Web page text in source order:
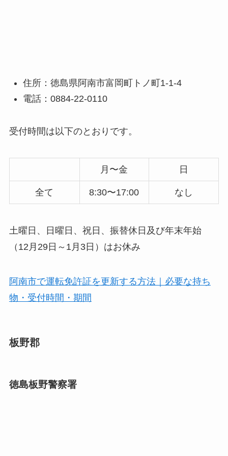
住所：徳島県阿南市富岡町トノ町1-1-4
電話：0884-22-0110
受付時間は以下のとおりです。
月〜金 日
全て 8:30〜17:00 なし
土曜日、日曜日、祝日、振替休日及び年末年始
（12月29日～1月3日）はお休み
阿南市で運転免許証を更新する方法｜必要な持ち
物・受付時間・期間
板野郡
徳島板野警察署